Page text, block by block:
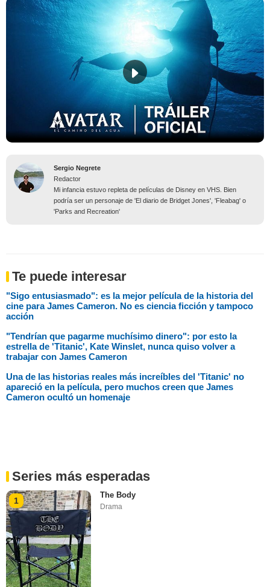
Sergio Negrete
Redactor
Mi infancia estuvo repleta de películas de Disney en VHS. Bien
podría ser un personaje de 'El diario de Bridget Jones', 'Fleabag' o
'Parks and Recreation'
Te puede interesar
"Sigo entusiasmado": es la mejor película de la historia del
cine para James Cameron. No es ciencia ficción y tampoco
acción
"Tendrían que pagarme muchísimo dinero": por esto la
estrella de 'Titanic', Kate Winslet, nunca quiso volver a
trabajar con James Cameron
Una de las historias reales más increíbles del 'Titanic' no
apareció en la película, pero muchos creen que James
Cameron ocultó un homenaje
Series más esperadas
1
The Body
Drama